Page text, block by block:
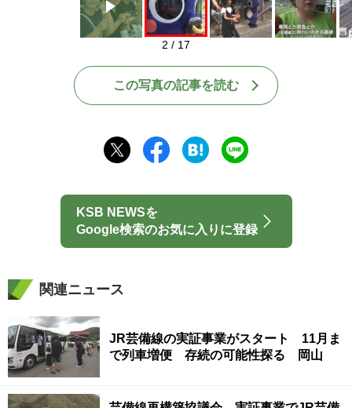
2 / 17
この写真の記事を読む
KSB NEWSを
Google検索のお気に入りに登録
関連ニュース
JR芸備線の実証事業がスタート 11月ま
で列車増便 存続の可能性探る 岡山